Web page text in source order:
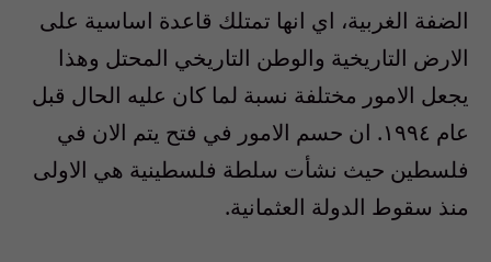
الضفة الغربية، اي انها تمتلك قاعدة اساسية على
الارض التاريخية والوطن التاريخي المحتل وهذا
يجعل الامور مختلفة نسبة لما كان عليه الحال قبل
عام ١٩٩٤. ان حسم الامور في فتح يتم الان في
فلسطين حيث نشأت سلطة فلسطينية هي الاولى
منذ سقوط الدولة العثمانية.